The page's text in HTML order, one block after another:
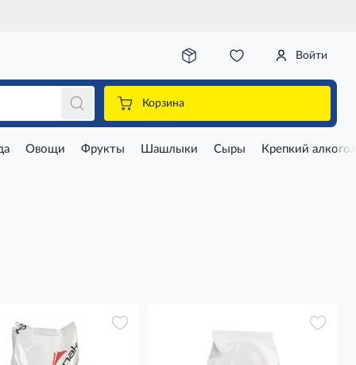
Войти
Корзина
Овощи Фрукты Шашлыки Сыры Крепкий